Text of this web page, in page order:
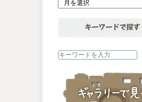
キーワードで探す
検